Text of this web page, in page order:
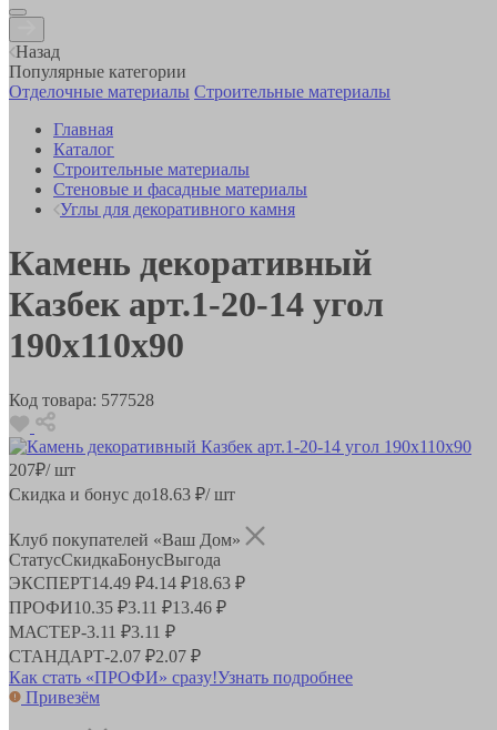
Назад
Популярные категории
Отделочные материалы Строительные материалы
Главная
Каталог
Строительные материалы
Стеновые и фасадные материалы
Углы для декоративного камня
Камень декоративный
Казбек арт.1-20-14 угол
190х110х90
Код товара: 577528
207₽/ шт
Скидка и бонус до18.63 ₽/ шт
Клуб покупателей «Ваш Дом»
СтатусСкидкаБонусВыгода
ЭКСПЕРТ14.49 ₽4.14 ₽18.63 ₽
ПРОФИ10.35 ₽3.11 ₽13.46 ₽
МАСТЕР-3.11 ₽3.11 ₽
СТАНДАРТ-2.07 ₽2.07 ₽
Как стать «ПРОФИ» сразу!Узнать подробнее
Привезём